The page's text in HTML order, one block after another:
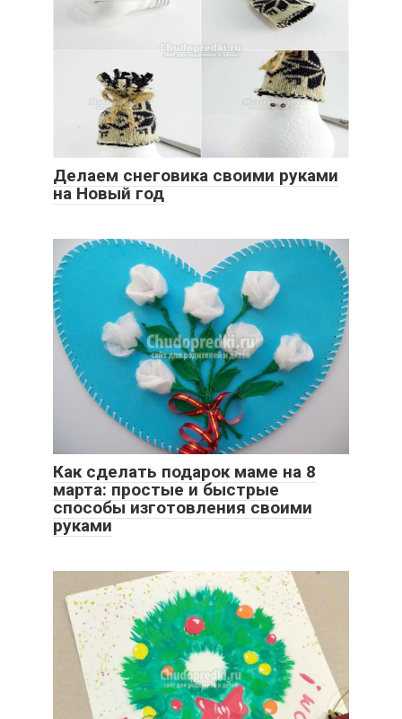
Делаем снеговика своими руками
на Новый год
Как сделать подарок маме на 8
марта: простые и быстрые
способы изготовления своими
руками